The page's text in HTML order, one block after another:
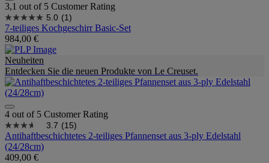
3,1 out of 5 Customer Rating
5.0 (1)
7-teiliges Kochgeschirr Basic-Set
984,00 €
Neuheiten
Entdecken Sie die neuen Produkte von Le Creuset.
4 out of 5 Customer Rating
3.7 (15)
Antihaftbeschichtetes 2-teiliges Pfannenset aus 3-ply Edelstahl
(24/28cm)
409,00 €